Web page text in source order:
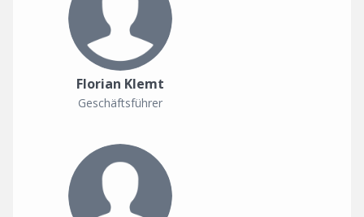
Florian Klemt
Geschäftsführer